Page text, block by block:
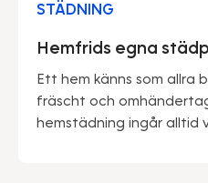
STÄDNING
Hemfrids egna
Ett hem känns som allra
fräscht och
hemstädning ingår alltid